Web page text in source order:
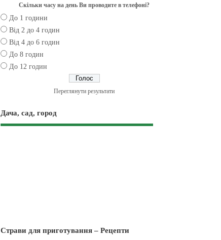
Скільки часу на день Ви проводите в телефоні?
До 1 години
Від 2 до 4 годин
Від 4 до 6 годин
До 8 годин
До 12 годин
Переглянути результати
Дача, сад, город
Страви для приготування – Рецепти